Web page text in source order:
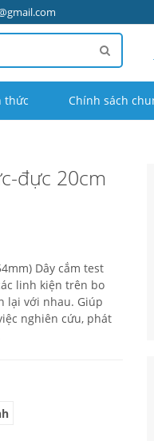
thức Chính sách
đực 20cm
Dây cắm test
linh kiện trên bo
lại với nhau. Giúp
nghiên cứu, phát